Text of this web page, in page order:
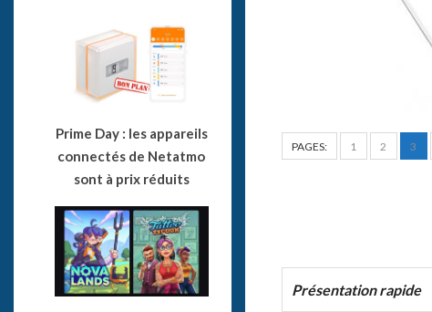
PAGES: 1 2 3
Présentation rapide
Prime Day : les appareils
connectés de Netatmo
sont à prix réduits